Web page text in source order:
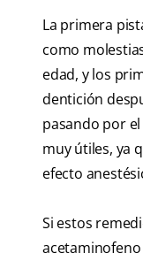
La primera
como
edad, y los
dentición
pasando por
muy útiles, ya
efecto
Si estos